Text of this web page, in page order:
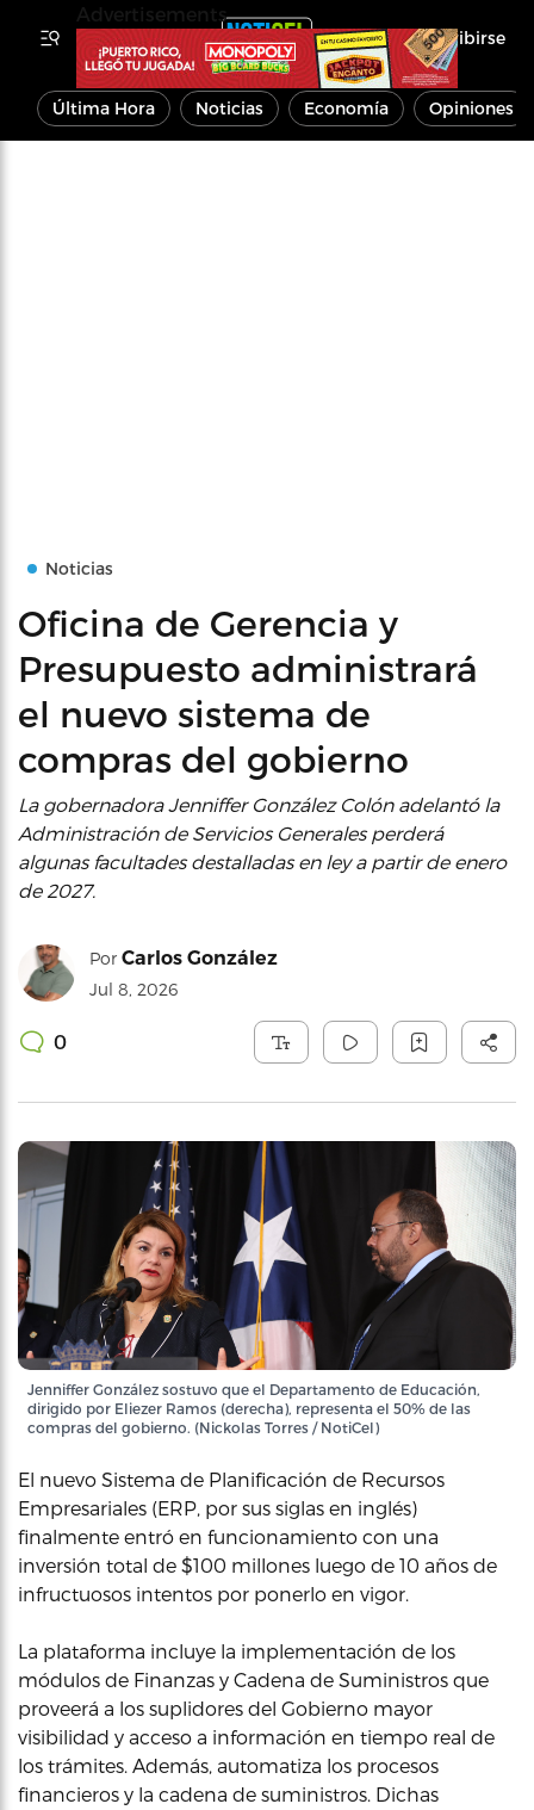
Inscribirse
Última Hora Noticias Economía Opiniones
Noticias
Oficina de Gerencia y
Presupuesto administrará
el nuevo sistema de
compras del gobierno
La gobernadora Jenniffer González Colón adelantó la
Administración de Servicios Generales perderá
algunas facultades destalladas en ley a partir de enero
de 2027.
Por Carlos González
Jul 8, 2026
0
Jenniffer González sostuvo que el Departamento de Educación,
dirigido por Eliezer Ramos (derecha), representa el 50% de las
compras del gobierno. (Nickolas Torres / NotiCel)
El nuevo Sistema de Planificación de Recursos
Empresariales (ERP, por sus siglas en inglés)
finalmente entró en funcionamiento con una
inversión total de $100 millones luego de 10 años de
infructuosos intentos por ponerlo en vigor.
La plataforma incluye la implementación de los
módulos de Finanzas y Cadena de Suministros que
proveerá a los suplidores del Gobierno mayor
visibilidad y acceso a información en tiempo real de
los trámites. Además, automatiza los procesos
financieros y la cadena de suministros. Dichas
Advertisements